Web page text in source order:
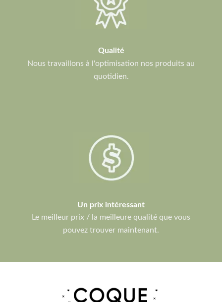
Qualité
Nous travaillons à l'optimisation nos produits au
quotidien.
Un prix intéressant
Le meilleur prix / la meilleure qualité que vous
pouvez trouver maintenant.